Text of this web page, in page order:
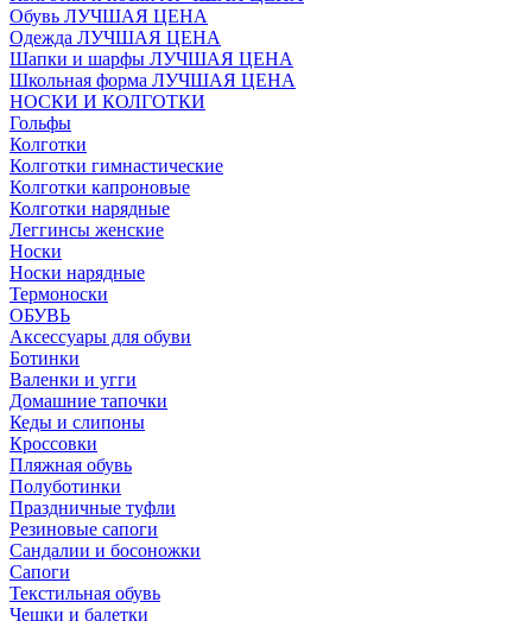
Обувь ЛУЧШАЯ ЦЕНА
Одежда ЛУЧШАЯ ЦЕНА
Шапки и шарфы ЛУЧШАЯ ЦЕНА
Школьная форма ЛУЧШАЯ ЦЕНА
НОСКИ И КОЛГОТКИ
Гольфы
Колготки
Колготки гимнастические
Колготки капроновые
Колготки нарядные
Леггинсы женские
Носки
Носки нарядные
Термоноски
ОБУВЬ
Аксессуары для обуви
Ботинки
Валенки и угги
Домашние тапочки
Кеды и слипоны
Кроссовки
Пляжная обувь
Полуботинки
Праздничные туфли
Резиновые сапоги
Сандалии и босоножки
Сапоги
Текстильная обувь
Чешки и балетки